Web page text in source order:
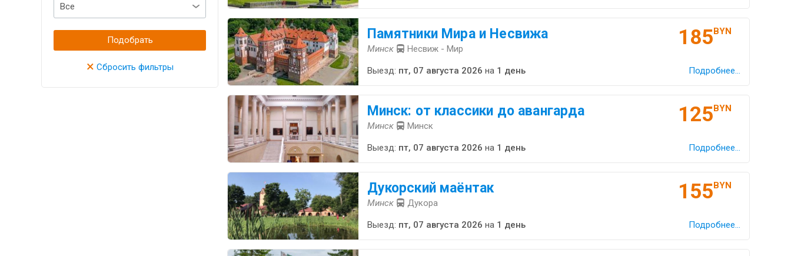
Подобрать
× Сбросить фильтры
Памятники Мира и Несвижа
Минск Несвиж - Мир 185BYN
Выезд: пт, 07 августа 2026 на 1 день Подробнее...
Минск: от классики до авангарда
Минск Минск 125BYN
Выезд: пт, 07 августа 2026 на 1 день Подробнее...
Дукорский маёнтак
Минск Дукора 155BYN
Выезд: пт, 07 августа 2026 на 1 день Подробнее...